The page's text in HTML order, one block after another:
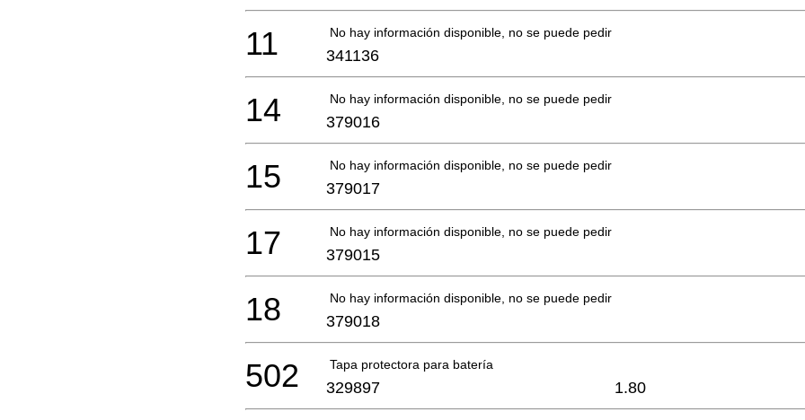
No hay información disponible, no se puede pedir
11 341136
No hay información disponible, no se puede pedir
14 379016
No hay información disponible, no se puede pedir
15 379017
No hay información disponible, no se puede pedir
17 379015
No hay información disponible, no se puede pedir
18 379018
Tapa protectora para batería
502 329897 1.80